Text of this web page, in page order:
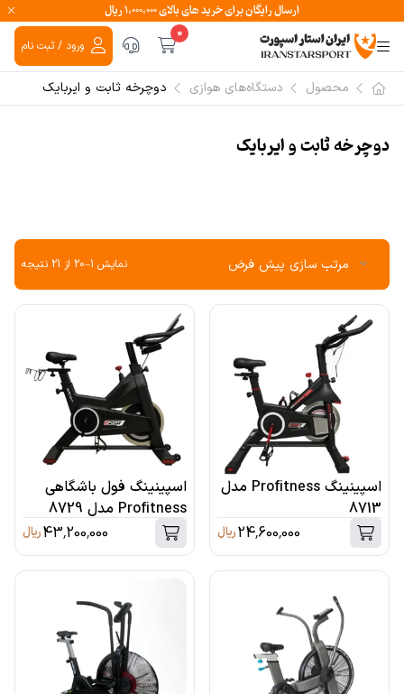
ارسال رایگان برای خرید های بالای ۱،۰۰۰،۰۰۰ ریال
0
ورود / ثبت نام
محصول دستگاه‌های هوازی دوچرخه ثابت و ایربایک
دوچرخه ثابت و ایربایک
نمایش 1–20 از 21 نتیجه
اسپینینگ Profitness مدل
8713
24,600,000ریال
اسپینینگ فول باشگاهی
Profitness مدل 8729
43,200,000ریال